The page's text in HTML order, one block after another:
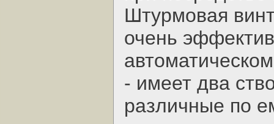
Штурмовая
очень
- имеет два
различные по